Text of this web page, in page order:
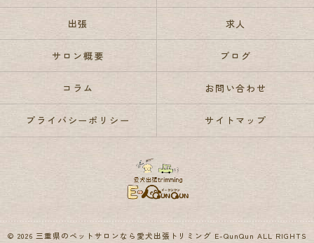
出張 求人
サロン概要 ブログ
コラム お問い合わせ
プライバシーポリシー サイトマップ
© 2026 三重県のペットサロンなら愛犬出張トリミング E-QunQun ALL RIGHTS